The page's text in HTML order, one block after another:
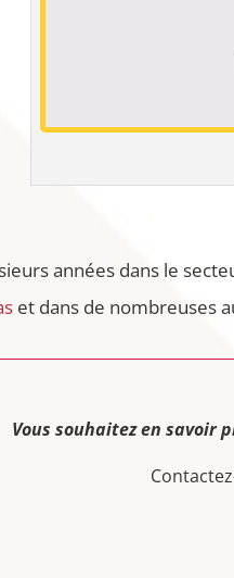
années dans le
et dans de nombreuses
Vous souhaitez en savoir